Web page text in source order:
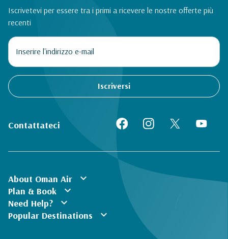
Iscrivetevi per essere tra i primi a ricevere le nostre offerte più
recenti
Iscriversi
Contattateci
About Oman Air expand_more
Plan & Book expand_more
Need Help? expand_more
Popular Destinations expand_more